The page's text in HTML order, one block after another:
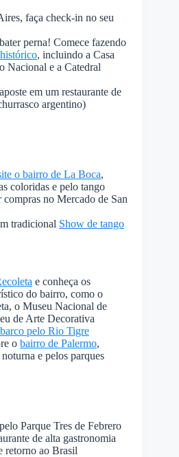
faça check-in no seu
perna! Comece fazendo
, incluindo a Casa
Nacional e a Catedral
em um restaurante de
argentino)
o bairro de La Boca,
coloridas e pelo tango
no Mercado de San
tradicional Show de tango
e conheça os
do bairro, como o
o Museu Nacional de
de Arte Decorativa
pelo Rio Tigre
o bairro de Palermo,
e pelos parques
Parque Tres de Febrero
de alta gastronomia
retorno ao Brasil